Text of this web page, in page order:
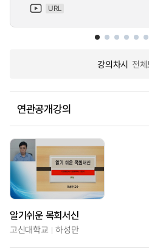
URL
강의차시 전
연관공개강의
알기쉬운 목회서신
고신대학교 하성만